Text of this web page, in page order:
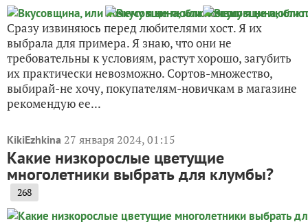
Сразу извиняюсь перед любителями хост. Я их
выбрала для примера. Я знаю, что они не
требовательны к условиям, растут хорошо, загубить
их практически невозможно. Сортов-множество,
выбирай-не хочу, покупателям-новичкам в магазине
рекомендую ее...
KikiEzhkina 27 января 2024, 01:15
Какие низкорослые цветущие
многолетники выбрать для клумбы?
268